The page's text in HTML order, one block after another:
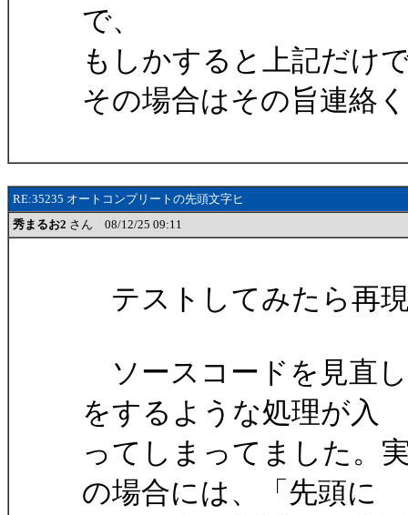
で、
もしかすると上記だけ
その場合はその旨連絡
RE:35235 オートコンプリートの先頭文字ヒ
秀まるお2 さん 08/12/25 09:11
テストしてみたら再
ソースコードを見直
をするような処理が入
ってしまってました。
の場合には、「先頭に